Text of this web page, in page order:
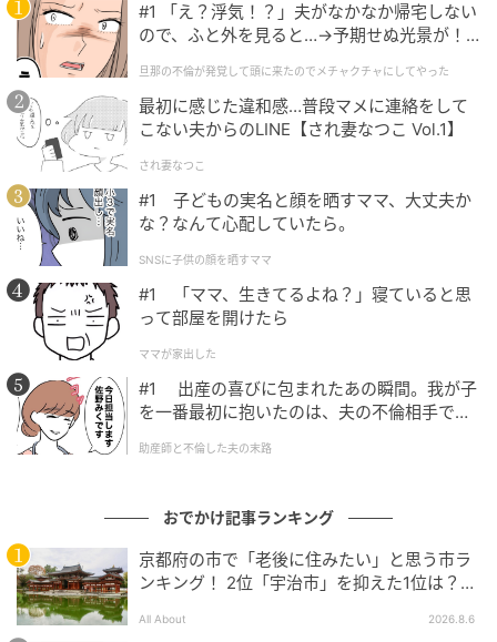
「人生に一度はネモフィラの花畑を見てみたいから」
（30代女性／東京都）
「ネモフィラがたくさん咲いている景色が幻想的で行
きたいから」（30代女性／石川県）
※回答者からのコメントは原文ママです
※記事内容は執筆時点のものです。最新の内容をご確
認ください
文：坂上 恵
元記事で読む
次の記事
や街歩きも
の記事をもっとみる
#1 「え？浮気！？」夫がなかなか帰宅しない
ので、ふと外を見ると…→予期せぬ光景が！
クチャにしてやった
旦那の不倫が発覚して頭に来たのでメチャクチャにしてやった
最初に感じた違和感…普段マメに連絡をして
こない夫からのLINE【され妻なつこ Vol.1】
され妻なつこ
#1 子どもの実名と顔を晒すママ、大丈夫か
な？なんて心配していたら。
SNSに子供の顔を晒すママ
#1 「ママ、生きてるよね？」寝ていると思
って部屋を開けたら
ママが家出した
#1 出産の喜びに包まれたあの瞬間。我が子
を一番最初に抱いたのは、夫の不倫相手でし
助産師と不倫した夫の末路
おでかけ記事ランキング
京都府の市で「老後に住みたい」と思う市ラ
ンキング！ 2位「宇治市」を抑えた1位は？
All About 2026.8.6